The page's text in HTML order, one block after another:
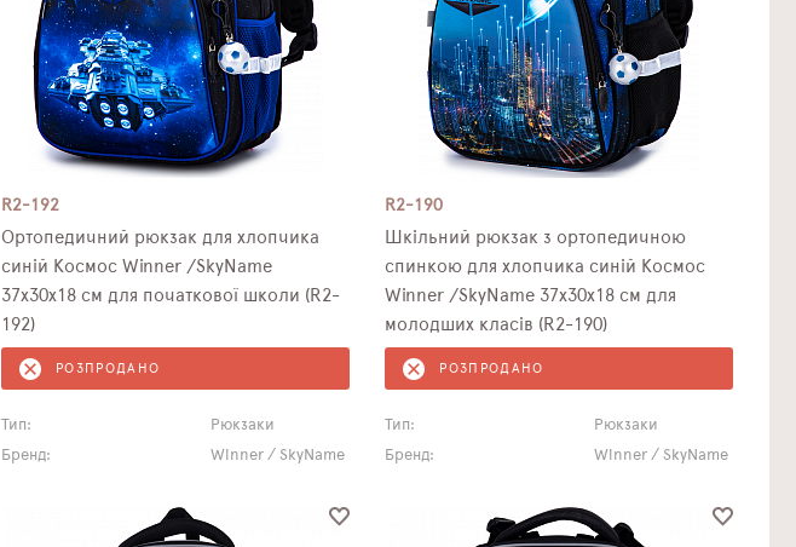
R2-192
Ортопедичний рюкзак для хлопчика
синій Космос Winner /SkyName
37х30х18 см для початкової школи (R2-
192)
РОЗПРОДАНО
Тип:
Рюкзаки
Бренд:
Winner / SkyName
R2-190
Шкільний рюкзак з ортопедичною
спинкою для хлопчика синій Космос
Winner /SkyName 37х30х18 см для
молодших класів (R2-190)
РОЗПРОДАНО
Тип:
Рюкзаки
Бренд:
Winner / SkyName